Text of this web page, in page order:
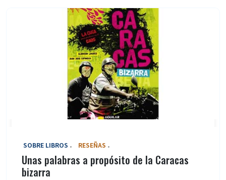
‎ SOBRE LIBROS RESEÑAS
Unas palabras a propósito de la Caracas
bizarra